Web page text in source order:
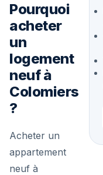
Pourquoi
acheter
un
logement
neuf à
Colomiers
?
Acheter un
appartement
neuf à